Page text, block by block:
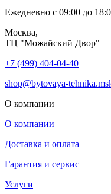
Ежедневно с 09:00 до
Москва,
ТЦ "Можайский Двор"
+7 (499) 404-04-40
shop@bytovaya-
О компании
О компании
Доставка и оплата
Гарантия и сервис
Услуги